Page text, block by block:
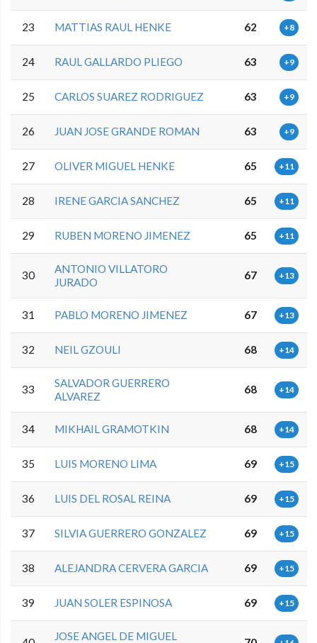
23 MATTIAS RAUL HENKE 62 +8
24 RAUL GALLARDO PLIEGO 63 +9
25 CARLOS SUAREZ RODRIGUEZ 63 +9
26 JUAN JOSE GRANDE ROMAN 63 +9
27 OLIVER MIGUEL HENKE 65 +11
28 IRENE GARCIA SANCHEZ 65 +11
29 RUBEN MORENO JIMENEZ 65 +11
30
ANTONIO VILLATORO
JURADO
67 +13
31 PABLO MORENO JIMENEZ 67 +13
32 NEIL GZOULI 68 +14
33
SALVADOR GUERRERO
ALVAREZ
68 +14
34 MIKHAIL GRAMOTKIN 68 +14
35 LUIS MORENO LIMA 69 +15
36 LUIS DEL ROSAL REINA 69 +15
37 SILVIA GUERRERO GONZALEZ 69 +15
38 ALEJANDRA CERVERA GARCIA 69 +15
39 JUAN SOLER ESPINOSA 69 +15
JOSE ANGEL DE MIGUEL